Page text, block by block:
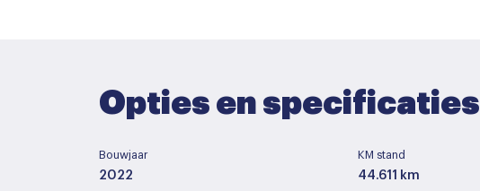
Opties en specificaties
Bouwjaar
2022
KM stand
44.611 km